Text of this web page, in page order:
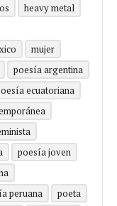
heavy metal
mujer
poesía argentina
ecuatoriana
poesía joven
peruana
poeta